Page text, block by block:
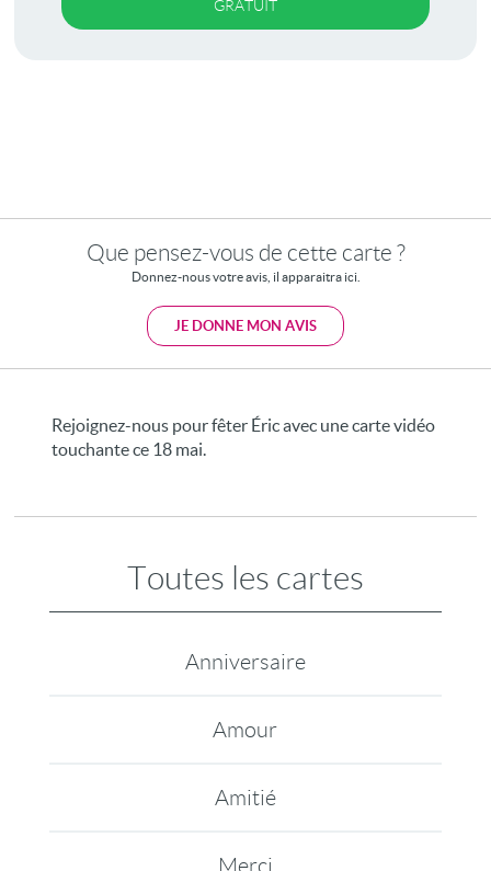
GRATUIT
Que pensez-vous de cette carte ?
Donnez-nous votre avis, il apparaitra ici.
JE DONNE MON AVIS
Rejoignez-nous pour fêter Éric avec une carte vidéo
touchante ce 18 mai.
Toutes les cartes
Anniversaire
Amour
Amitié
Merci